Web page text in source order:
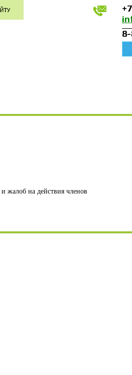
жалоб на действия членов